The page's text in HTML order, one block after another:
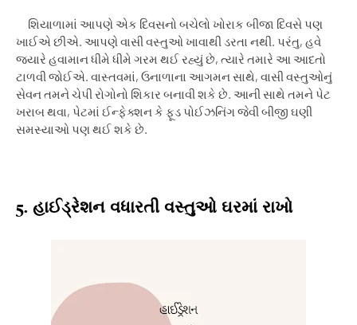
શિયાળામાં આપણે એક દિવસનો બચેલો ખોરાક બીજા દિવસે પણ
ખાઈએ છીએ. આપણે વાસી વસ્તુઓ ખાવાથી ડરતા નથી. પરંતુ, હવે
જ્યારે હવામાન ધીમે ધીમે ગરમ થઈ રહ્યું છે, ત્યારે તમારે આ આદતો
ટાળવી જોઈએ. વાસ્તવમાં, ઉનાળાના આગમન સાથે, વાસી વસ્તુઓનું
સેવન તમને ચેપી રોગોનો શિકાર બનાવી શકે છે. આની સાથે તમને પેટ
ખરાબ થવા, પેટમાં ઈન્ફેક્શન કે ફૂડ પોઈઝનિંગ જેવી બીજી ઘણી
સમસ્યાઓ પણ થઈ શકે છે.
5. હાઈડ્રેશન વધારતી વસ્તુઓ ઘરમાં રાખો